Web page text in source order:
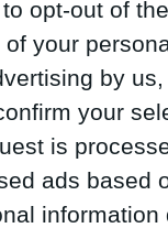
opt-out of
of your
by
your
is
ads based